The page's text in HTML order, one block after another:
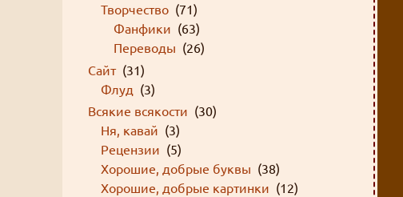
Творчество (71)
Фанфики (63)
Переводы (26)
Сайт (31)
Флуд (3)
Всякие всякости (30)
Ня, кавай (3)
Рецензии (5)
Хорошие, добрые буквы (38)
Хорошие, добрые картинки (12)